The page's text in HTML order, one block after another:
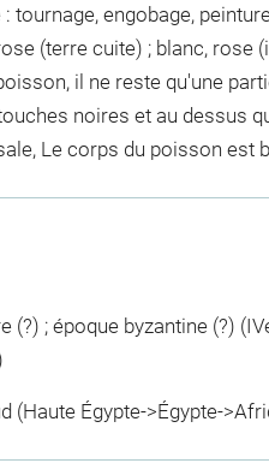
tournage, engobage,
(terre cuite) ; blanc, rose
il ne reste qu'une
noires et au dessus
Le corps du poisson est
(?) ; époque byzantine (?)
(Haute Égypte->Égypte-